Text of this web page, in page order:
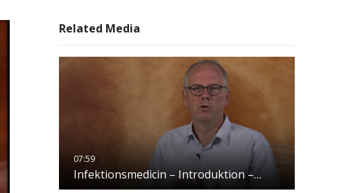
Related Media
Infektionsmedicin – Introduktion –…